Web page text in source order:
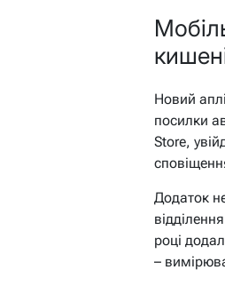
Новий
посилки
Store,
Додаток
році
–